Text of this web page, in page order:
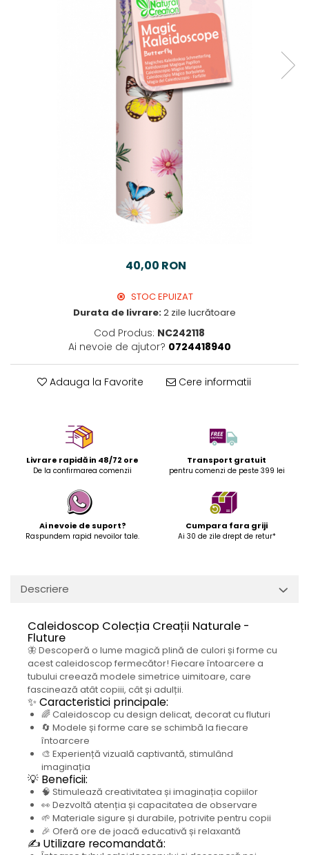
40,00 RON
STOC EPUIZAT
Durata de livrare:2 zile lucrătoare
Cod Produs: NC242118
Ai nevoie de ajutor? 0724418940
Adauga la Favorite Cere informatii
Livrare rapidă in 48/72 ore
De la confirmarea comenzii
Transport gratuit
pentru comenzi de peste 399 lei
Ai nevoie de suport?
Raspundem rapid nevoilor tale.
Cumpara fara griji
Ai 30 de zile drept de retur*
Descriere
Caleidoscop Colecția Creații Naturale -
Fluture
🦋 Descoperă o lume magică plină de culori și forme cu
acest caleidoscop fermecător! Fiecare întoarcere a
tubului creează modele simetrice uimitoare, care
fascinează atât copiii, cât și adulții.
✨ Caracteristici principale:
🌈 Caleidoscop cu design delicat, decorat cu fluturi
🔄 Modele și forme care se schimbă la fiecare
întoarcere
🎨 Experiență vizuală captivantă, stimulând
imaginația
💡 Beneficii:
🧠 Stimulează creativitatea și imaginația copiilor
👀 Dezvoltă atenția și capacitatea de observare
🌱 Materiale sigure și durabile, potrivite pentru copii
🎉 Oferă ore de joacă educativă și relaxantă
✍️ Utilizare recomandată: